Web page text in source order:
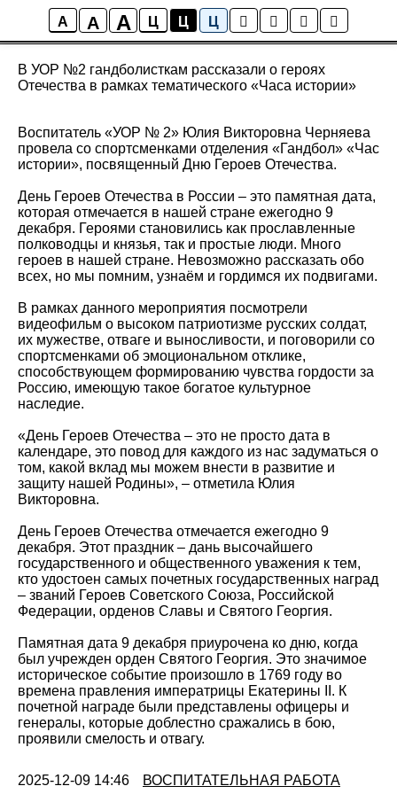
A A A Ц Ц Ц
Новости
В УОР №2 гандболисткам рассказали о героях
Отечества в рамках тематического «Часа истории»
Воспитатель «УОР № 2» Юлия Викторовна Черняева
провела со спортсменками отделения «Гандбол» «Час
истории», посвященный Дню Героев Отечества.
День Героев Отечества в России – это памятная дата,
которая отмечается в нашей стране ежегодно 9
декабря. Героями становились как прославленные
полководцы и князья, так и простые люди. Много
героев в нашей стране. Невозможно рассказать обо
всех, но мы помним, узнаём и гордимся их подвигами.
В рамках данного мероприятия посмотрели
видеофильм о высоком патриотизме русских солдат,
их мужестве, отваге и выносливости, и поговорили со
спортсменками об эмоциональном отклике,
способствующем формированию чувства гордости за
Россию, имеющую такое богатое культурное
наследие.
«День Героев Отечества – это не просто дата в
календаре, это повод для каждого из нас задуматься о
том, какой вклад мы можем внести в развитие и
защиту нашей Родины», – отметила Юлия
Викторовна.
День Героев Отечества отмечается ежегодно 9
декабря. Этот праздник – дань высочайшего
государственного и общественного уважения к тем,
кто удостоен самых почетных государственных наград
– званий Героев Советского Союза, Российской
Федерации, орденов Славы и Святого Георгия.
Памятная дата 9 декабря приурочена ко дню, когда
был учрежден орден Святого Георгия. Это значимое
историческое событие произошло в 1769 году во
времена правления императрицы Екатерины II. К
почетной награде были представлены офицеры и
генералы, которые доблестно сражались в бою,
проявили смелость и отвагу.
2025-12-09 14:46 ВОСПИТАТЕЛЬНАЯ РАБОТА